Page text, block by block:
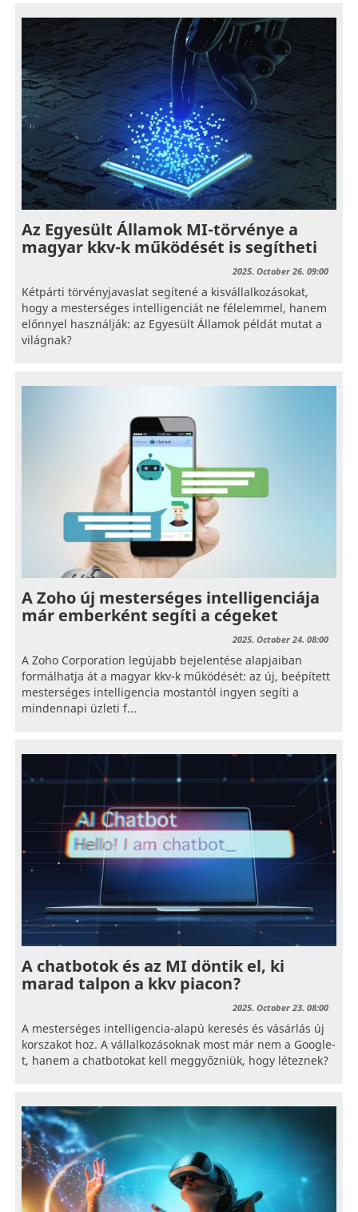
Az Egyesült Államok MI-törvénye a
magyar kkv-k működését is segítheti
2025. October 26. 09:00
Kétpárti törvényjavaslat segítené a kisvállalkozásokat,
hogy a mesterséges intelligenciát ne félelemmel, hanem
előnnyel használják: az Egyesült Államok példát mutat a
világnak?
A Zoho új mesterséges intelligenciája
már emberként segíti a cégeket
2025. October 24. 08:00
A Zoho Corporation legújabb bejelentése alapjaiban
formálhatja át a magyar kkv-k működését: az új, beépített
mesterséges intelligencia mostantól ingyen segíti a
mindennapi üzleti f...
A chatbotok és az MI döntik el, ki
marad talpon a kkv piacon?
2025. October 23. 08:00
A mesterséges intelligencia-alapú keresés és vásárlás új
korszakot hoz. A vállalkozásoknak most már nem a Google-
t, hanem a chatbotokat kell meggyőzniük, hogy léteznek?